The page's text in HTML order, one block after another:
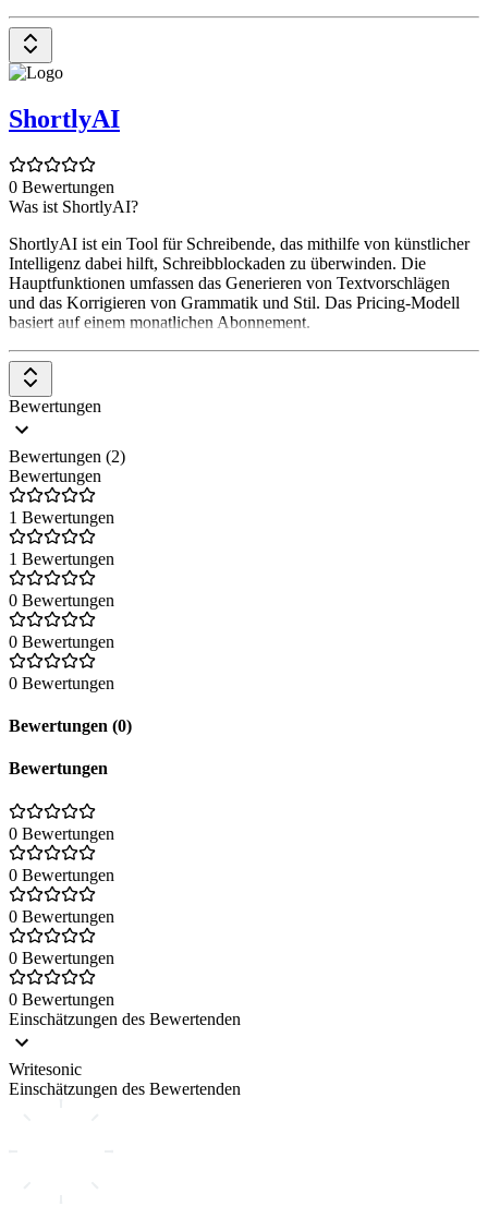
ShortlyAI
0 Bewertungen
Was ist ShortlyAI?
ShortlyAI ist ein Tool für Schreibende, das mithilfe von künstlicher
Intelligenz dabei hilft, Schreibblockaden zu überwinden. Die
Hauptfunktionen umfassen das Generieren von Textvorschlägen
und das Korrigieren von Grammatik und Stil. Das Pricing-Modell
basiert auf einem monatlichen Abonnement.
Bewertungen
Bewertungen (2)
Bewertungen
1 Bewertungen
1 Bewertungen
0 Bewertungen
0 Bewertungen
0 Bewertungen
Bewertungen (0)
Bewertungen
0 Bewertungen
0 Bewertungen
0 Bewertungen
0 Bewertungen
0 Bewertungen
Einschätzungen des Bewertenden
Writesonic
Einschätzungen des Bewertenden